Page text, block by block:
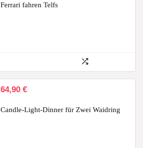
Ferrari fahren Telfs
64,90 €
Candle-Light-Dinner für Zwei Waidring